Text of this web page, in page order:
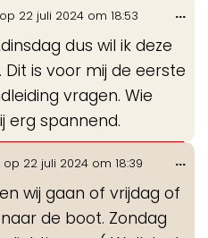
22 juli 2024 om 18:53
dus wil ik deze
is voor mij de eerste
vragen. Wie
erg spannend.
...
op 22 juli 2024 om 18:39
wij gaan of vrijdag of
de boot. Zondag
...